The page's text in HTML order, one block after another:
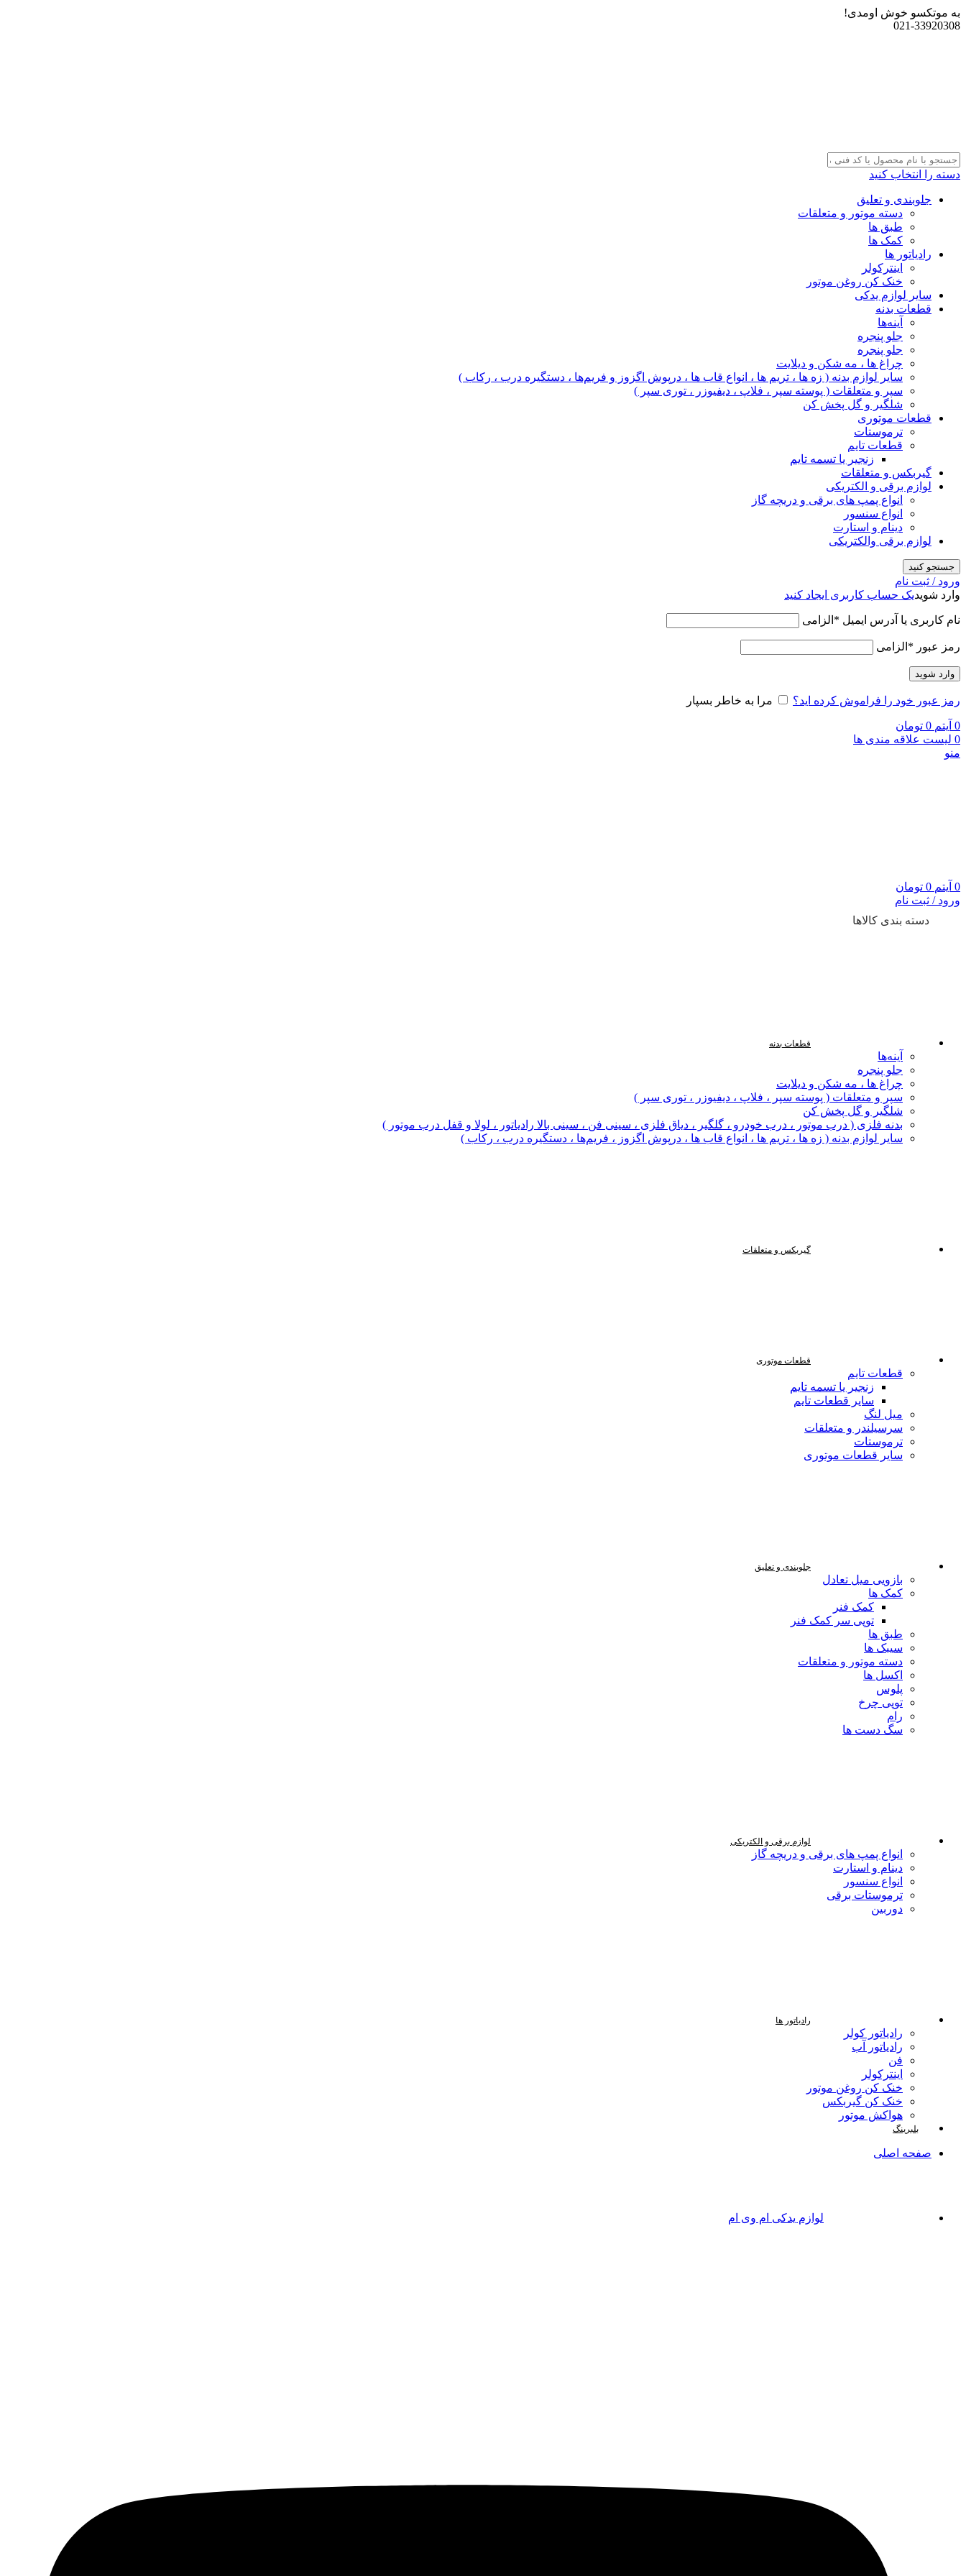
به موتکسو خوش اومدی!
021-33920308
دسته را انتخاب کنید
جلوبندی و تعلیق
دسته موتور و متعلقات
طبق ها
کمک ها
رادیاتور ها
اینترکولر
خنک کن روغن موتور
سایر لوازم یدکی
قطعات بدنه
آینه‌ها
جلو پنجره
جلو پنجره
چراغ‌ ها ، مه‌ شکن و دیلایت
سایر لوازم بدنه ( زه ها ، تریم ها ، انواع قاب ها ، درپوش اگزوز و فریم‌ها ، دستگیره درب ، رکاب )
سپر و متعلقات ( پوسته سپر ، فلاپ ، دیفیوزر ، توری سپر )
شلگیر و گل‌ پخش‌ کن
قطعات موتوری
ترموستات
قطعات تایم
زنجیر یا تسمه تایم
گیربکس و متعلقات
لوازم برقی و الکتریکی
انواع پمپ های برقی و دریچه گاز
انواع سنسور
دینام و استارت
لوازم برقی والکتریکی
جستجو کنید
ورود / ثبت نام
وارد شویدیک حساب کاربری ایجاد کنید
نام کاربری یا آدرس ایمیل * الزامی
رمز عبور * الزامی
وارد شوید
رمز عبور خود را فراموش کرده اید؟ مرا به خاطر بسپار
0 آیتم 0 تومان
0 لیست علاقه مندی ها
منو
0 آیتم 0 تومان
ورود / ثبت نام
دسته بندی کالاها
قطعات بدنه
آینه‌ها
جلو پنجره
چراغ‌ ها ، مه‌ شکن و دیلایت
سپر و متعلقات ( پوسته سپر ، فلاپ ، دیفیوزر ، توری سپر )
شلگیر و گل‌ پخش‌ کن
بدنه فلزی ( درب موتور ، درب خودرو ، گلگیر ، دیاق فلزی ، سینی فن ، سینی بالا رادیاتور ، لولا و قفل درب موتور )
سایر لوازم بدنه ( زه ها ، تریم ها ، انواع قاب ها ، درپوش اگزوز ، فریم‌ها ، دستگیره درب ، رکاب )
گیربکس و متعلقات
قطعات موتوری
قطعات تایم
زنجیر یا تسمه تایم
سایر قطعات تایم
میل لنگ
سرسیلندر و متعلقات
ترموستات
سایر قطعات موتوری
جلوبندی و تعلیق
بازویی میل تعادل
کمک ها
کمک فنر
توپی سر کمک فنر
طبق ها
سیبک ها
دسته موتور و متعلقات
اکسل ها
پلوس
توپی چرخ
رام
سگ دست ها
لوازم برقی و الکتریکی
انواع پمپ های برقی و دریچه گاز
دینام و استارت
انواع سنسور
ترموستات برقی
دوربین
رادیاتور ها
رادیاتور کولر
رادیاتور آب
فن
اینترکولر
خنک کن روغن موتور
خنک کن گیربکس
هواکش موتور
بلبرینگ
صفحه اصلی
لوازم یدکی ام وی ام